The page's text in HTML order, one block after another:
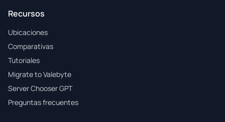
Recursos
Ubicaciones
Comparativas
Tutoriales
Migrate to Valebyte
Server Chooser GPT
Preguntas frecuentes